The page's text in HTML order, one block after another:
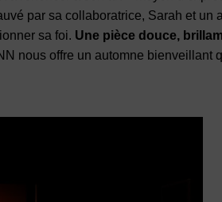
par sa collaboratrice, Sarah et un
sa foi. Une pièce douce,
nous offre un automne bienveillant